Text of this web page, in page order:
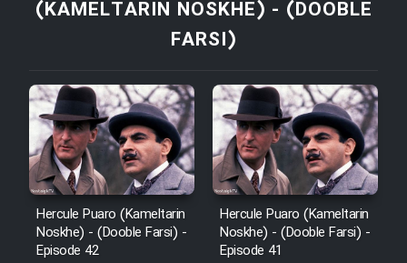
Film Zir Derakht Holu
Film Avar
Film Behtarin Tabestan Man
Film Mard Aftabi
(KAMELTARIN NOSKHE) - (DOOBLE
FARSI)
Hercule Puaro (Kameltarin
Noskhe) - (Dooble Farsi) -
Episode 42
Hercule Puaro (Kameltarin
Noskhe) - (Dooble Farsi) -
Episode 41